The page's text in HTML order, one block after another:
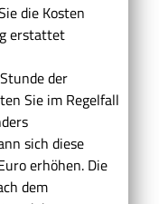
die Kosten
erstattet
der
Sie im Regelfall
sich diese
erhöhen. Die
dem